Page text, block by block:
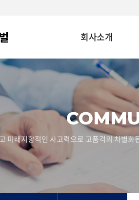
회사소개
미래지향적인 사고력으로 고품걱의 차별